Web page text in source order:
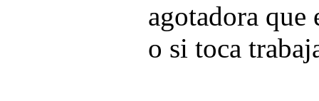
agotadora que
o si toca